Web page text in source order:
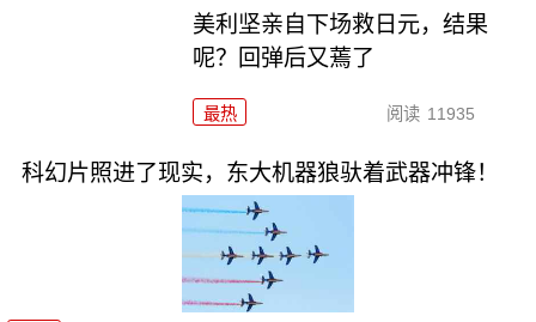
美利坚亲自下场救日元，结果
呢？回弹后又蔫了
最热 阅读 11935
科幻片照进了现实，东大机器狼驮着武器冲锋！